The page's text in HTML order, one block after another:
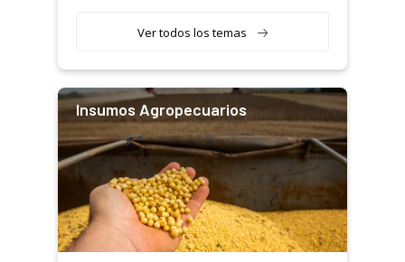
Ver todos los temas
Insumos Agropecuarios